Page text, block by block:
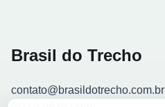
Brasil do Trecho
contato@brasildotrecho.com.br